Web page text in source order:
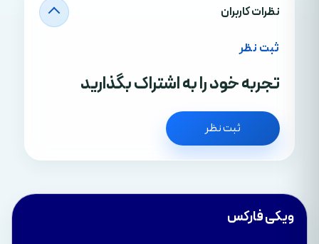
نظرات کاربران
ثبت نظر
تجربه خود را به اشتراک بگذارید
ثبت نظر
ویکی فارکس